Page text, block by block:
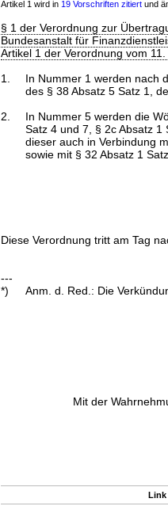
Artikel 1 wird in 19 Vorschriften zitiert und
§ 1 der Verordnung zur
Bundesanstalt für
Artikel 1 der Verordnung vom
1.
In Nummer 1 werden nach
des § 38 Absatz 5 Satz 1,
2.
In Nummer 5 werden die
Satz 4 und 7, § 2c Absatz 1
dieser auch in Verbindung
sowie mit § 32 Absatz 1
Diese Verordnung tritt am Tag
---
*)
Anm. d. Red.: Die
Mit der
Link